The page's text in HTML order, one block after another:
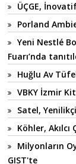
ÜÇGE,
Porland
Yeni Nestlé
Fuarı’nda
Huğlu Av
VBKY İzmir
Satel,
Köhler,
Milyonların
GIST'te